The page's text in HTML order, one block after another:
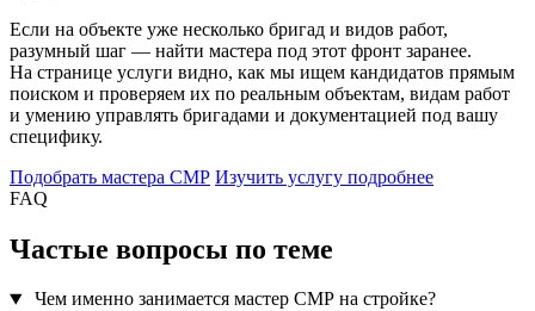
Если на объекте уже несколько бригад и видов работ,
разумный шаг — найти мастера под этот фронт заранее.
На странице услуги видно, как мы ищем кандидатов прямым
поиском и проверяем их по реальным объектам, видам работ
и умению управлять бригадами и документацией под вашу
специфику.
Подобрать мастера СМР Изучить услугу подробнее
FAQ
Частые вопросы по теме
Чем именно занимается мастер СМР на стройке?